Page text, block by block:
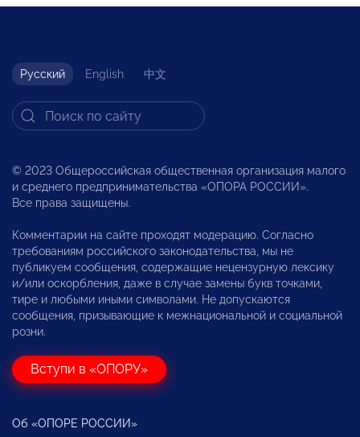
Русский English 中文
© 2023 Общероссийская общественная организация малого
и среднего предпринимательства «ОПОРА РОССИИ».
Все права защищены.
Комментарии на сайте проходят модерацию. Согласно
требованиям российского законодательства, мы не
публикуем сообщения, содержащие нецензурную лексику
и/или оскорбления, даже в случае замены букв точками,
тире и любыми иными символами. Не допускаются
сообщения, призывающие к межнациональной и социальной
розни.
Вступи в «ОПОРУ»
Об «ОПОРЕ РОССИИ»